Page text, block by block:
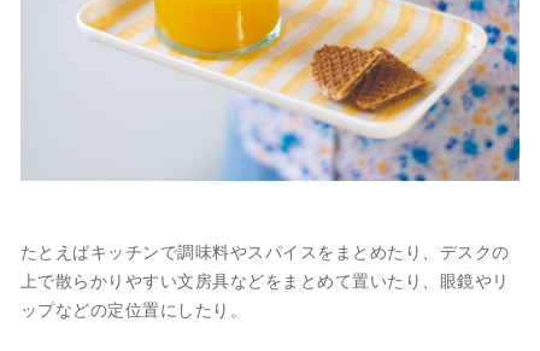
たとえばキッチンで調味料やスパイスをまとめたり、デスクの
上で散らかりやすい文房具などをまとめて置いたり、眼鏡やリ
ップなどの定位置にしたり。